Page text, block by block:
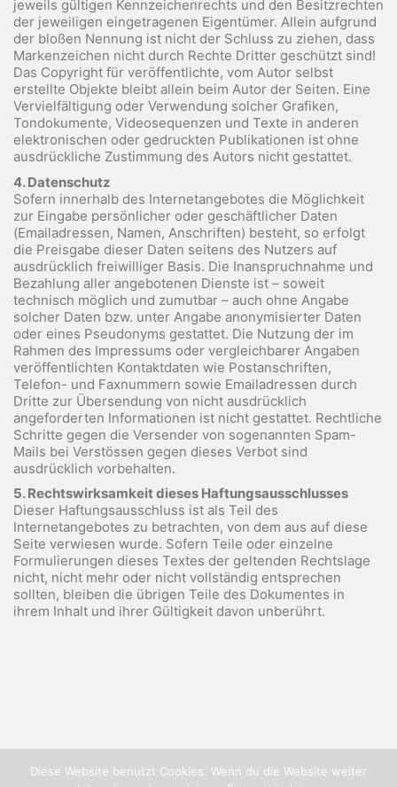
jeweils gültigen Kennzeichenrechts und den Besitzrechten
der jeweiligen eingetragenen Eigentümer. Allein aufgrund
der bloßen Nennung ist nicht der Schluss zu ziehen, dass
Markenzeichen nicht durch Rechte Dritter geschützt sind!
Das Copyright für veröffentlichte, vom Autor selbst
erstellte Objekte bleibt allein beim Autor der Seiten. Eine
Vervielfältigung oder Verwendung solcher Grafiken,
Tondokumente, Videosequenzen und Texte in anderen
elektronischen oder gedruckten Publikationen ist ohne
ausdrückliche Zustimmung des Autors nicht gestattet.
4. Datenschutz
Sofern innerhalb des Internetangebotes die Möglichkeit
zur Eingabe persönlicher oder geschäftlicher Daten
(Emailadressen, Namen, Anschriften) besteht, so erfolgt
die Preisgabe dieser Daten seitens des Nutzers auf
ausdrücklich freiwilliger Basis. Die Inanspruchnahme und
Bezahlung aller angebotenen Dienste ist – soweit
technisch möglich und zumutbar – auch ohne Angabe
solcher Daten bzw. unter Angabe anonymisierter Daten
oder eines Pseudonyms gestattet. Die Nutzung der im
Rahmen des Impressums oder vergleichbarer Angaben
veröffentlichten Kontaktdaten wie Postanschriften,
Telefon- und Faxnummern sowie Emailadressen durch
Dritte zur Übersendung von nicht ausdrücklich
angeforderten Informationen ist nicht gestattet. Rechtliche
Schritte gegen die Versender von sogenannten Spam-
Mails bei Verstössen gegen dieses Verbot sind
ausdrücklich vorbehalten.
5. Rechtswirksamkeit dieses Haftungsausschlusses
Dieser Haftungsausschluss ist als Teil des
Internetangebotes zu betrachten, von dem aus auf diese
Seite verwiesen wurde. Sofern Teile oder einzelne
Formulierungen dieses Textes der geltenden Rechtslage
nicht, nicht mehr oder nicht vollständig entsprechen
sollten, bleiben die übrigen Teile des Dokumentes in
ihrem Inhalt und ihrer Gültigkeit davon unberührt.
Diese Website benutzt Cookies. Wenn du die Website weiter